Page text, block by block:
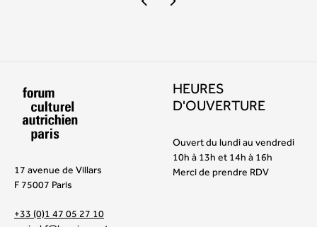
17 avenue de Villars
F 75007 Paris
+33 (0)1 47 05 27 10
HEURES
D'OUVERTURE
Ouvert du lundi au vendredi
10h à 13h et 14h à 16h
Merci de prendre RDV